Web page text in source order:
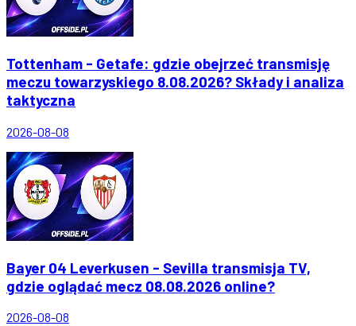
Tottenham - Getafe: gdzie obejrzeć transmisję
meczu towarzyskiego 8.08.2026? Składy i analiza
taktyczna
2026-08-08
Bayer 04 Leverkusen - Sevilla transmisja TV,
gdzie oglądać mecz 08.08.2026 online?
2026-08-08